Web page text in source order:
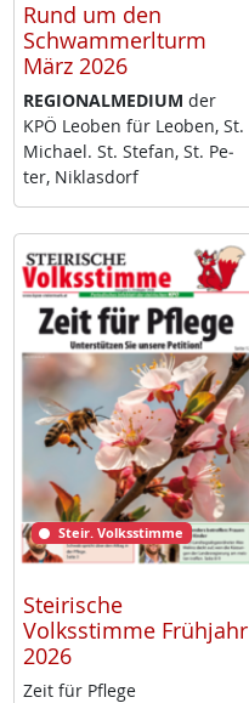
Rund um den
Schwammerlturm
März 2026
RE­GIO­NAL­ME­DI­UM der
KPÖ Leo­ben für Leo­ben, St.
Mi­cha­el. St. Ste­fan, St. Pe­
ter, Niklas­dorf
Steir. Volksstimme
Steirische
Volksstimme Frühjahr
2026
Zeit für Pf­le­ge